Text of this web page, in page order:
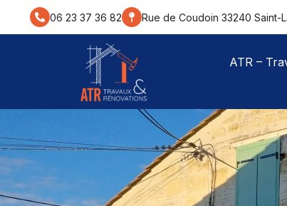
principal 06 23 37 36 82 Rue de Coudoin 33240 Saint-
ATR –